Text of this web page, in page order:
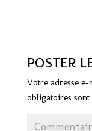
POSTER
Votre adresse e-
obligatoires sont